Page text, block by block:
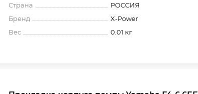
Страна
РОССИЯ
Бренд
X-Power
Вес
0.01 кг